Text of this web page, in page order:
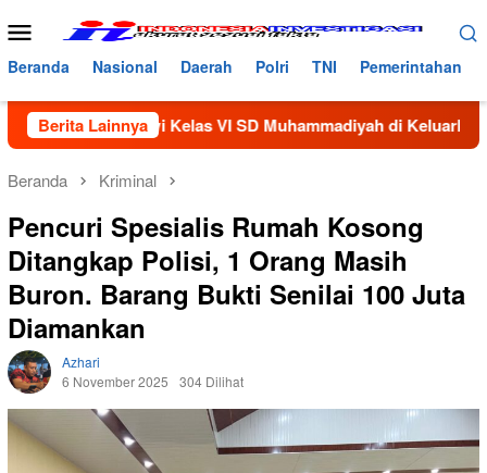
ke
konten
Menu
Mobile
Beranda Nasional Daerah Polri TNI Pemerintahan
Berita Lainnya
Siswi Kelas VI SD Muhammadiyah di Keluarkan Dari Sekolah
Beranda Kriminal
Pencuri Spesialis Rumah Kosong
Ditangkap Polisi, 1 Orang Masih
Buron. Barang Bukti Senilai 100 Juta
Diamankan
Azhari
6 November 2025
304 Dilihat